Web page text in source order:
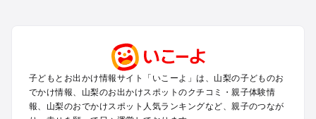
甲府・昇仙峡・湯村のプールお出かけ
石和・勝沼・塩山のプールお出かけ
大月・都留・道志渓谷のプールお出かけ
山中湖・忍野のプールお出かけ
子どもとお出かけ情報サイト「いこーよ」は、山梨の子どものお
でかけ情報、山梨のお出かけスポットのクチコミ・親子体験情
報、山梨のおでかけスポット人気ランキングなど、親子のつなが